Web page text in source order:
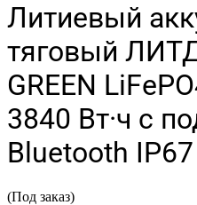
Литиевый
тяговый
GREEN
3840 Вт·ч с
Bluetooth
(Под заказ)